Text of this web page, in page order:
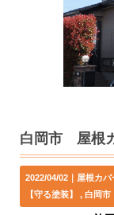
2022/04/02｜ 屋根カバ
【守る塗装】
白岡市